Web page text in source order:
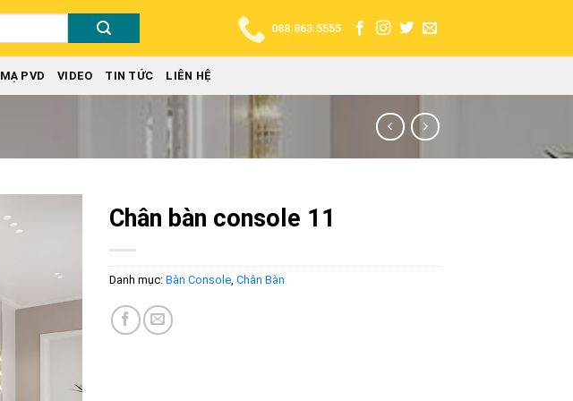
088 863 5555
MẠ PVD VIDEO TIN TỨC LIÊN HỆ
wishlist
Chân bàn console 11
Danh mục:Bàn Console,Chân Bàn